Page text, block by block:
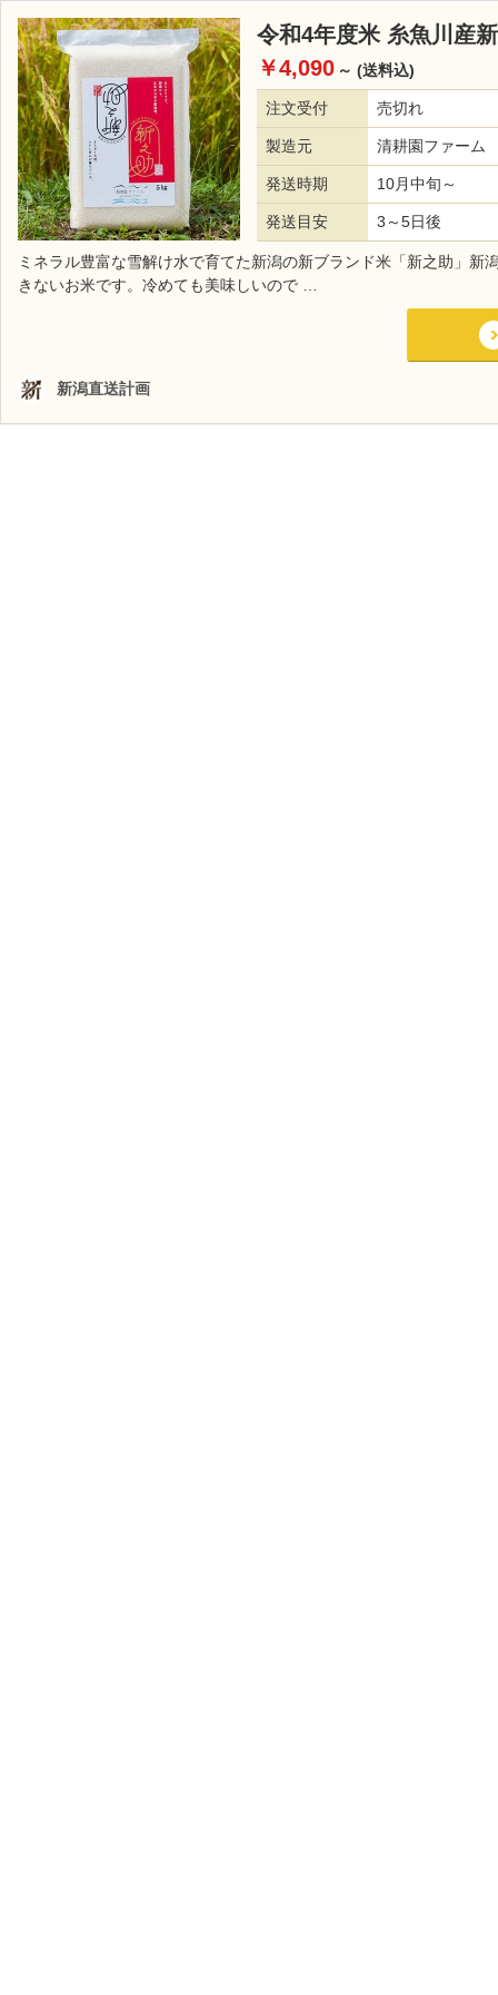
令和4年度米 糸魚川産
￥4,090 ～ (送料込)
注文受付 売切れ
製造元 清耕園ファーム
発送時期 10月中旬～
発送目安 3～5日後
ミネラル豊富な雪解け水で育てた新潟の新ブランド米「新之助」
きないお米です。冷めても美味しいので …
新潟直送計画